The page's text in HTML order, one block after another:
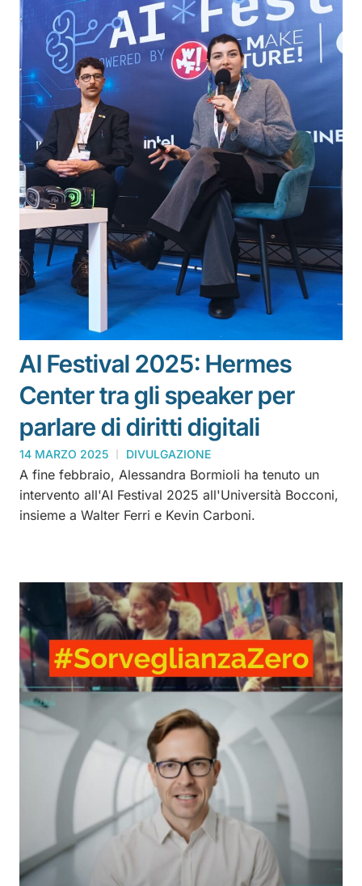
AI Festival 2025: Hermes
Center tra gli speaker per
parlare di diritti digitali
14 MARZO 2025 DIVULGAZIONE
A fine febbraio, Alessandra Bormioli ha tenuto un
intervento all'AI Festival 2025 all'Università Bocconi,
insieme a Walter Ferri e Kevin Carboni.